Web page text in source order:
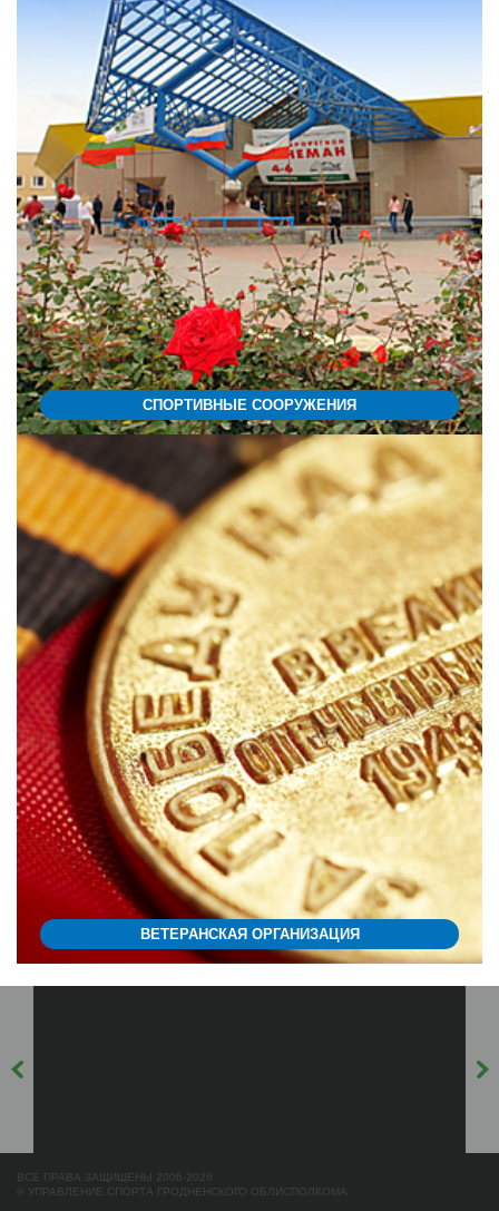
СПОРТИВНЫЕ СООРУЖЕНИЯ
ВЕТЕРАНСКАЯ ОРГАНИЗАЦИЯ
ВСЕ ПРАВА ЗАЩИЩЕНЫ 2006-2026
© УПРАВЛЕНИЕ СПОРТА ГРОДНЕНСКОГО ОБЛИСПОЛКОМА